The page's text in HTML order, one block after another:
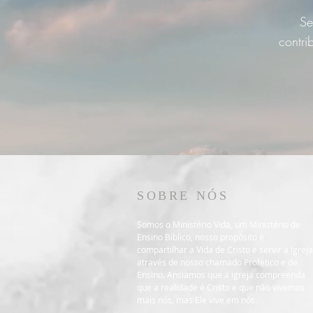
SOBRE NÓS
Somos o Ministério Vida, um Ministério de
Ensino Bíblico, nosso propósito é
compartilhar a Vida de Cristo e servir a Igreja
através de nosso chamado Profético e de
Ensino. Ansiamos que a igreja compreenda
que a realidade é Cristo e que não vivemos
mais nós, mas Ele vive em nós.